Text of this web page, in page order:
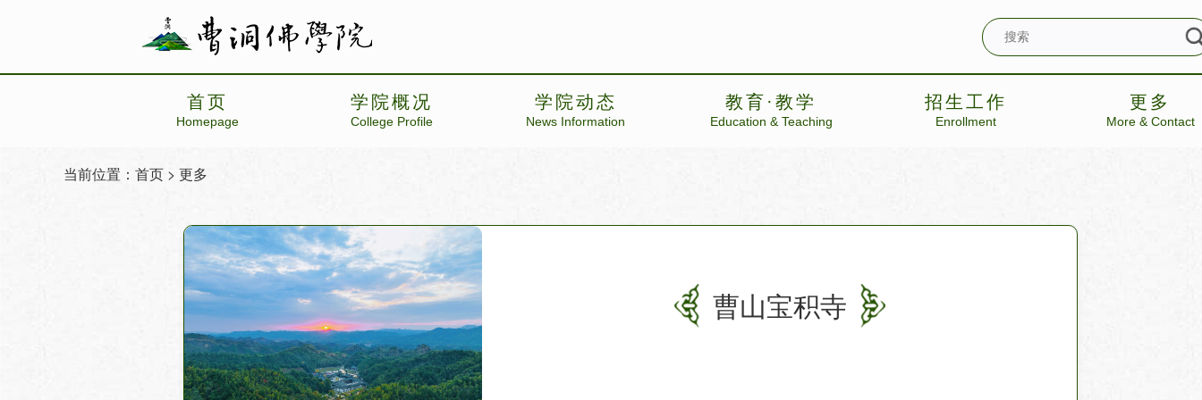
首页
Homepage
学院概况
College Profile
学院动态
News Information
教育·教学
Education & Teaching
招生工作
Enrollment
更多
More & Contact
当前位置： 首页 > 更多
曹山宝积寺